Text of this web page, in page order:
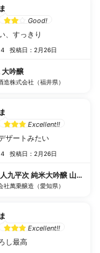
ま
Good!
、すっきり
投稿日：2月26日
大吟醸
造株式会社（福井県）
ま
Excellent!!
ザートみたい
投稿日：2月26日
九平次 純米大吟醸 山田錦
社萬乗醸造（愛知県）
ま
Excellent!!
し最高